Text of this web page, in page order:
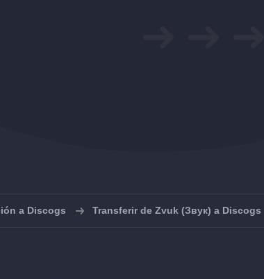
a Discogs Transferir de Zvuk (Звук) a Discogs